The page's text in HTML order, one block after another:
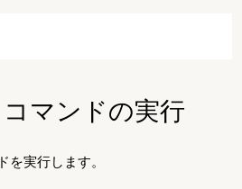
マンドの実行
を実行します。